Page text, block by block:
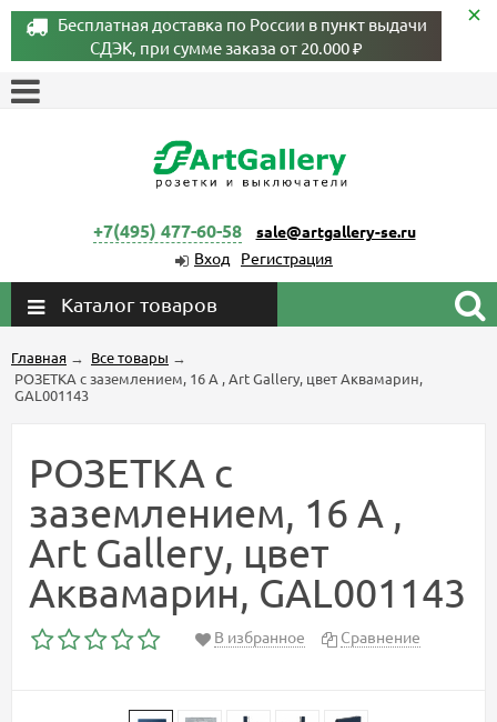
Бесплатная доставка по России в пункт выдачи
СДЭК, при сумме заказа от 20.000 ₽
+7(495) 477-60-58
sale@artgallery-se.ru
Вход
Регистрация
Каталог товаров
Главная → Все товары →
РОЗЕТКА с заземлением, 16 А , Art Gallery, цвет Аквамарин,
GAL001143
РОЗЕТКА с
заземлением, 16 А ,
Art Gallery, цвет
Аквамарин, GAL001143
В избранное Сравнение